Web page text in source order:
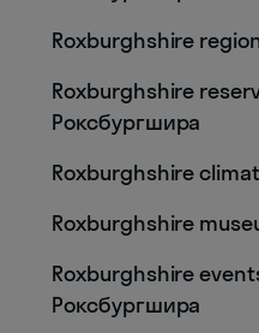
Roxburghshire
Roxburghshire
Роксбургшира
Roxburghshire
Roxburghshire
Roxburghshire
Роксбургшира